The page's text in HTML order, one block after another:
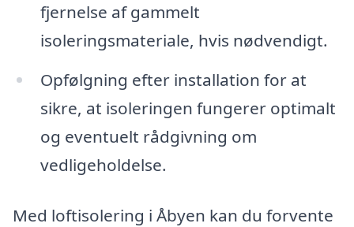
fjernelse af gammelt
isoleringsmateriale, hvis nødvendigt.
Opfølgning efter installation for at
sikre, at isoleringen fungerer optimalt
og eventuelt rådgivning om
vedligeholdelse.
Med loftisolering i Åbyen kan du forvente